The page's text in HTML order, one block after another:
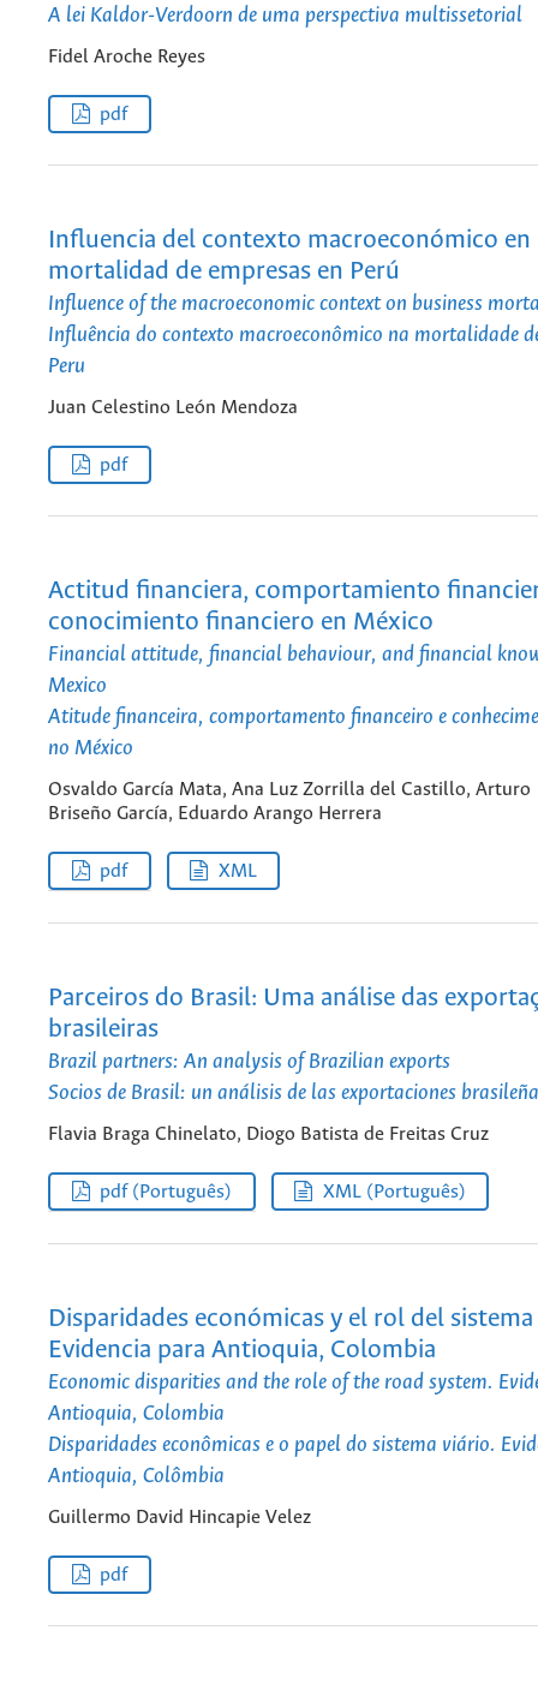
A lei Kaldor-Verdoorn de uma perspectiva multissetorial
Fidel Aroche Reyes
pdf
Influencia del contexto macroeconómico en
mortalidad de empresas en Perú
Influence of the macroeconomic context on business
Influência do contexto macroeconômico na mortalidade
Peru
Juan Celestino León Mendoza
pdf
Actitud financiera, comportamiento
conocimiento financiero en México
Financial attitude, financial behaviour, and financial
Mexico
Atitude financeira, comportamento financeiro e
no México
Osvaldo García Mata, Ana Luz Zorrilla del Castillo, Arturo
Briseño García, Eduardo Arango Herrera
pdf XML
Parceiros do Brasil: Uma análise das
brasileiras
Brazil partners: An analysis of Brazilian exports
Socios de Brasil: un análisis de las exportaciones
Flavia Braga Chinelato, Diogo Batista de Freitas Cruz
pdf (Português) XML (Português)
Disparidades económicas y el rol del
Evidencia para Antioquia, Colombia
Economic disparities and the role of the road system.
Antioquia, Colombia
Disparidades econômicas e o papel do sistema viário.
Antioquia, Colômbia
Guillermo David Hincapie Velez
pdf